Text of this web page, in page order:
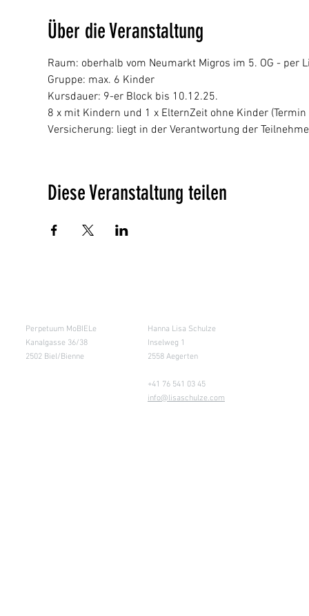
Über die Veranstaltung
Raum: oberhalb vom Neumarkt Migros im 5. OG - per
Gruppe: max. 6 Kinder
Kursdauer: 9-er Block bis 10.12.25.
8 x mit Kindern und 1 x ElternZeit ohne Kinder
Versicherung: liegt in der Verantwortung der
Diese Veranstaltung teilen
Perpetuum MoBIELe
Kanalgasse 36/38
2502 Biel/Bienne
Hanna Lisa Schulze
Inselweg 1
2558 Aegerten
+41 76 541 03 45
info@lisaschulze.com